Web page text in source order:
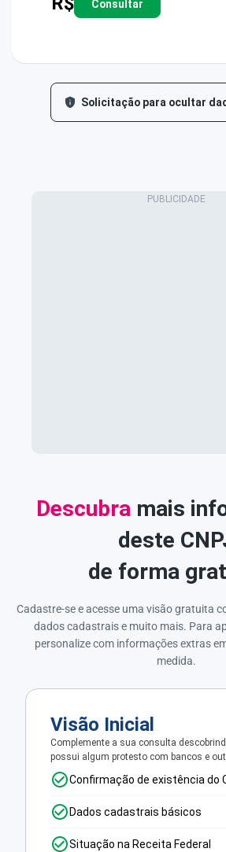
Consultar
Solicitação para ocultar
Descubra mais
deste
de forma
Cadastre-se e acesse uma visão gratuita
dados cadastrais e muito mais. Para
personalize com informações extras
medida.
Visão Inicial
Complemente a sua consulta
possui algum protesto com bancos e
Confirmação de existência do
Dados cadastrais básicos
Situação na Receita Federal